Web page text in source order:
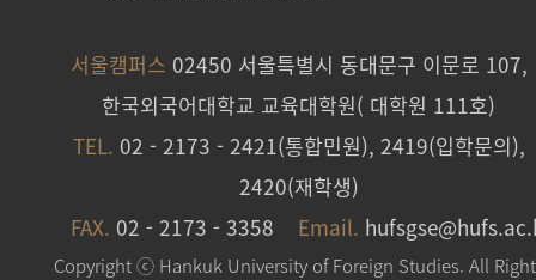
서울캠퍼스 02450 서울특별시 동대문구 이문로 107,
한국외국어대학교 교육대학원( 대학원 111호)
TEL. 02 - 2173 - 2421(통합민원), 2419(입학문의),
2420(재학생)
FAX. 02 - 2173 - 3358 Email.
Copyright ⓒ Hankuk University of Foreign Studies. All